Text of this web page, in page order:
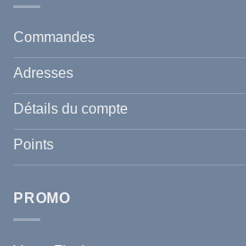
et
celle
de
votre
famille
durant
l’été
2026
?
Tunisie
Guide
pour
Traiter
Prévenir
Commandes
Adresses
Détails du compte
Points
PROMO